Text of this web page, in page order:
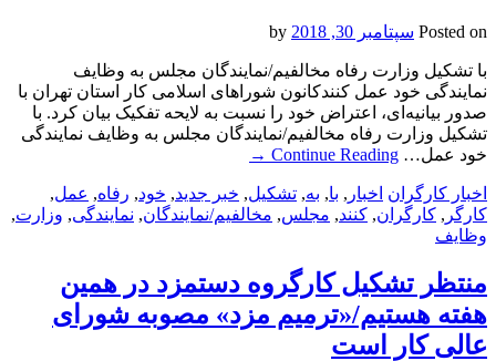
Posted on سپتامبر 30, 2018
با تشکیل وزارت رفاه مخالفیم/نمایندگان مجلس به وظایف
نمایندگی خود عمل کنندکانون شوراهای اسلامی کار استان تهران با
صدور بیانیه‌ای، اعتراض خود را نسبت به لایحه تفکیک بیان کرد. با
تشکیل وزارت رفاه مخالفیم/نمایندگان مجلس به وظایف نمایندگی
خود عمل… Continue Reading
→
اخبار کارگران اخبار , با, به, تشکیل, خبر جدید, خود, رفاه, عمل,
کارگر , کارگران, کنند, مجلس, مخالفیم/نمایندگان, نمایندگی, وزارت,
وظایف
منتظر تشکیل کارگروه دستمزد در همین
هفته هستیم/«ترمیم مزد» مصوبه شورای
عالی کار است